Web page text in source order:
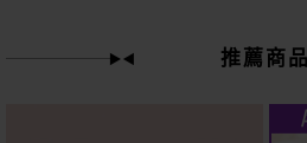
狂殺61
推薦商品